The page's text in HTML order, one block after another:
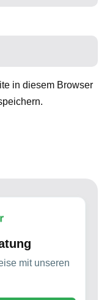
in diesem Browser
mit unseren